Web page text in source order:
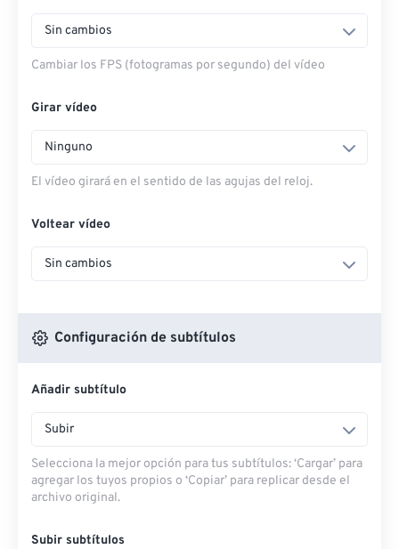
Sin cambios
Cambiar los FPS (fotogramas por segundo) del vídeo
Girar vídeo
Ninguno
El vídeo girará en el sentido de las agujas del reloj.
Voltear vídeo
Sin cambios
Configuración de subtítulos
Añadir subtítulo
Subir
Selecciona la mejor opción para tus subtítulos: ‘Cargar’ para
agregar los tuyos propios o ‘Copiar’ para replicar desde el
archivo original.
Subir subtítulos